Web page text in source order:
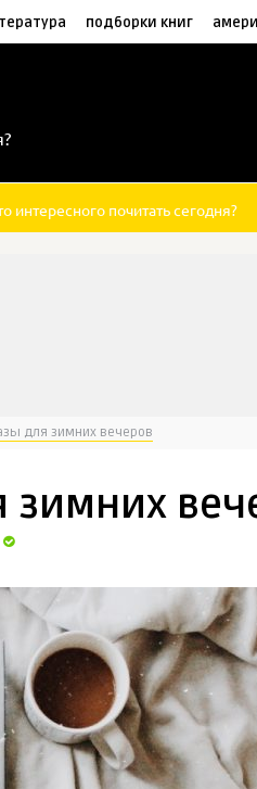
подборки книг
интересного почитать сегодня?
для зимних вечеров